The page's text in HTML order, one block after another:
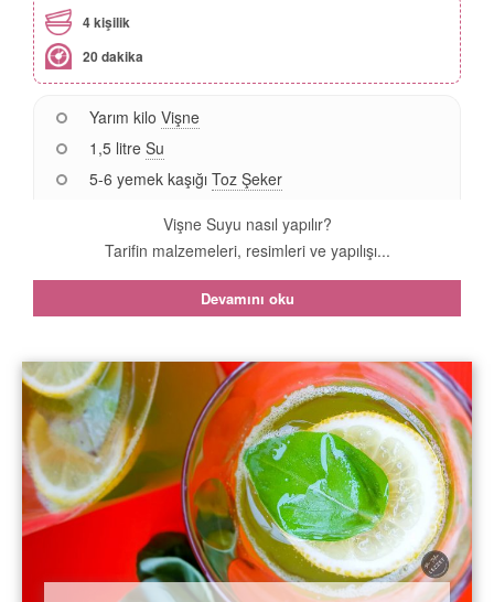
4 kişilik
20 dakika
Yarım kilo Vişne
1,5 litre Su
5-6 yemek kaşığı Toz Şeker
Vişne Suyu nasıl yapılır?
Tarifin malzemeleri, resimleri ve yapılışı...
Devamını oku